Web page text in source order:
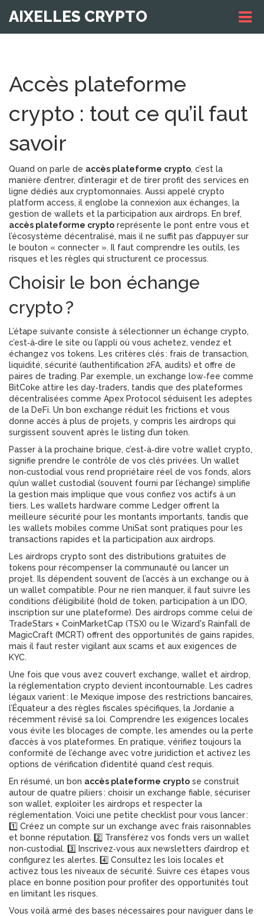
AIXELLES CRYPTO
Accès plateforme
crypto : tout ce qu’il faut
savoir
Quand on parle de accès plateforme crypto, c’est la
manière d’entrer, d’interagir et de tirer profit des services en
ligne dédiés aux cryptomonnaies. Aussi appelé crypto
platform access, il englobe la connexion aux échanges, la
gestion de wallets et la participation aux airdrops. En bref,
accès plateforme crypto représente le pont entre vous et
l’écosystème décentralisé, mais il ne suffit pas d’appuyer sur
le bouton « connecter ». Il faut comprendre les outils, les
risques et les règles qui structurent ce processus.
Choisir le bon échange
crypto?
L’étape suivante consiste à sélectionner un échange crypto,
c’est‑à‑dire le site ou l’appli où vous achetez, vendez et
échangez vos tokens. Les critères clés : frais de transaction,
liquidité, sécurité (authentification 2FA, audits) et offre de
paires de trading. Par exemple, un exchange low‑fee comme
BitCoke attire les day‑traders, tandis que des plateformes
décentralisées comme Apex Protocol séduisent les adeptes
de la DeFi. Un bon exchange réduit les frictions et vous
donne accès à plus de projets, y compris les airdrops qui
surgissent souvent après le listing d’un token.
Passer à la prochaine brique, c’est‑à‑dire votre wallet crypto,
signifie prendre le contrôle de vos clés privées. Un wallet
non‑custodial vous rend propriétaire réel de vos fonds, alors
qu’un wallet custodial (souvent fourni par l’échange) simplifie
la gestion mais implique que vous confiez vos actifs à un
tiers. Les wallets hardware comme Ledger offrent la
meilleure sécurité pour les montants importants, tandis que
les wallets mobiles comme UniSat sont pratiques pour les
transactions rapides et la participation aux airdrops.
Les airdrops crypto sont des distributions gratuites de
tokens pour récompenser la communauté ou lancer un
projet. Ils dépendent souvent de l’accès à un exchange ou à
un wallet compatible. Pour ne rien manquer, il faut suivre les
conditions d’éligibilité (hold de token, participation à un IDO,
inscription sur une plateforme). Des airdrops comme celui de
TradeStars × CoinMarketCap (TSX) ou le Wizard's Rainfall de
MagicCraft (MCRT) offrent des opportunités de gains rapides,
mais il faut rester vigilant aux scams et aux exigences de
KYC.
Une fois que vous avez couvert exchange, wallet et airdrop,
la réglementation crypto devient incontournable. Les cadres
légaux varient : le Mexique impose des restrictions bancaires,
l’Équateur a des règles fiscales spécifiques, la Jordanie a
récemment révisé sa loi. Comprendre les exigences locales
vous évite les blocages de compte, les amendes ou la perte
d’accès à vos plateformes. En pratique, vérifiez toujours la
conformité de l’échange avec votre juridiction et activez les
options de vérification d’identité quand c’est requis.
En résumé, un bon accès plateforme crypto se construit
autour de quatre piliers : choisir un exchange fiable, sécuriser
son wallet, exploiter les airdrops et respecter la
réglementation. Voici une petite checklist pour vous lancer :
1️⃣ Créez un compte sur un exchange avec frais raisonnables
et bonne réputation. 2️⃣ Transférez vos fonds vers un wallet
non‑custodial. 3️⃣ Inscrivez‑vous aux newsletters d’airdrop et
configurez les alertes. 4️⃣ Consultez les lois locales et
activez tous les niveaux de sécurité. Suivre ces étapes vous
place en bonne position pour profiter des opportunités tout
en limitant les risques.
Vous voilà armé des bases nécessaires pour naviguer dans le